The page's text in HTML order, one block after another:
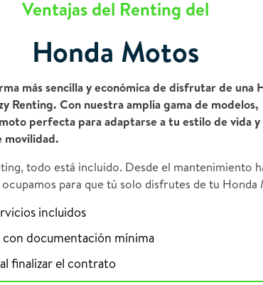
Ventajas del Renting del
Honda Motos
más sencilla y económica de disfrutar de una
Renting. Con nuestra amplia gama de modelos,
perfecta para adaptarse a tu estilo de vida y
movilidad.
todo está incluido. Desde el mantenimiento
para que tú solo disfrutes de tu Honda
incluidos
con documentación mínima
finalizar el contrato